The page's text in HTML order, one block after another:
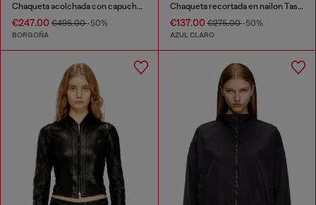
Chaqueta acolchada con capucha burgundy en tejido recubierto
€247.00 €495.00-50%
BORGOÑA
Chaqueta recortada en nailon Taslan reciclado
€137.00€275.00-50%
AZUL CLARO